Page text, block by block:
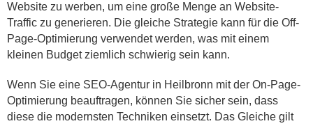
Website zu werben, um eine große Menge an Website-
Traffic zu generieren. Die gleiche Strategie kann für die Off-
Page-Optimierung verwendet werden, was mit einem
kleinen Budget ziemlich schwierig sein kann.
Wenn Sie eine SEO-Agentur in Heilbronn mit der On-Page-
Optimierung beauftragen, können Sie sicher sein, dass
diese die modernsten Techniken einsetzt. Das Gleiche gilt